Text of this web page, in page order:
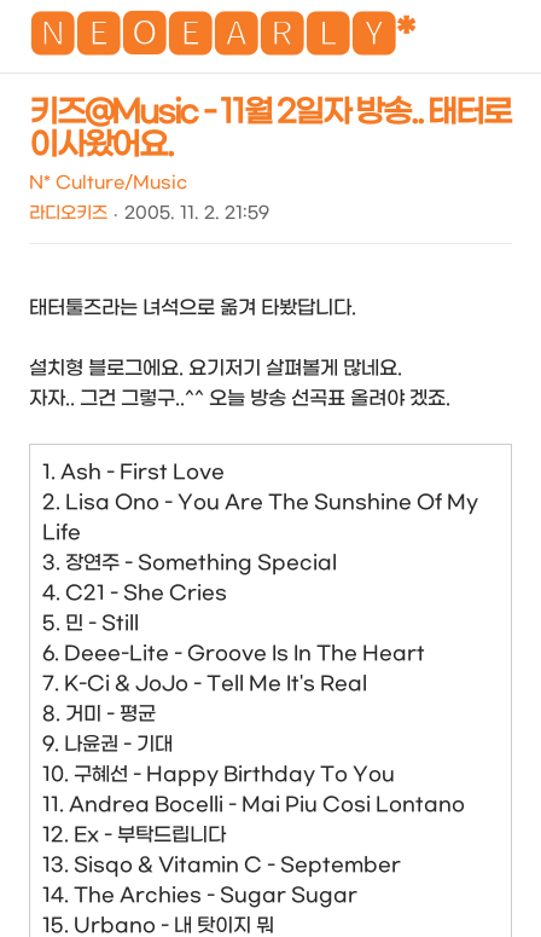
🅽🅴🅾🅴🅰🆁🅻🆈*
키즈@Music - 11월 2일자 방송.. 태터로
이사왔어요.
N* Culture/Music
라디오키즈
2005. 11. 2. 21:59
태터툴즈라는 녀석으로 옮겨 타봤답니다.
설치형 블로그에요. 요기저기 살펴볼게 많네요.
자자.. 그건 그렇구..^^ 오늘 방송 선곡표 올려야 겠죠.
1. Ash - First Love
2. Lisa Ono - You Are The Sunshine Of My
Life
3. 장연주 - Something Special
4. C21 - She Cries
5. 민 - Still
6. Deee-Lite - Groove Is In The Heart
7. K-Ci & JoJo - Tell Me It's Real
8. 거미 - 평균
9. 나윤권 - 기대
10. 구혜선 - Happy Birthday To You
11. Andrea Bocelli - Mai Piu Cosi Lontano
12. Ex - 부탁드립니다
13. Sisqo & Vitamin C - September
14. The Archies - Sugar Sugar
15. Urbano - 내 탓이지 뭐